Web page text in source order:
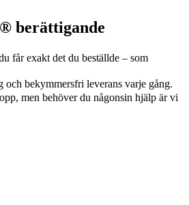
berättigande
får exakt det du beställde – som
och bekymmersfri leverans varje gång.
men behöver du någonsin hjälp är vi